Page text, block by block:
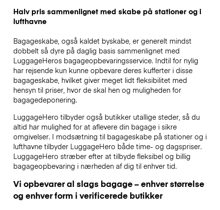
Halv pris sammenlignet med skabe på stationer og i
lufthavne
Bagageskabe, også kaldet byskabe, er generelt mindst
dobbelt så dyre på daglig basis sammenlignet med
LuggageHeros bagageopbevaringsservice. Indtil for nylig
har rejsende kun kunne opbevare deres kufferter i disse
bagageskabe, hvilket giver meget lidt fleksibilitet med
hensyn til priser, hvor de skal hen og muligheden for
bagagedeponering.
LuggageHero tilbyder også butikker utallige steder, så du
altid har mulighed for at aflevere din bagage i sikre
omgivelser. I modsætning til bagageskabe på stationer og i
lufthavne tilbyder LuggageHero både time- og dagspriser.
LuggageHero stræber efter at tilbyde fleksibel og billig
bagageopbevaring i nærheden af dig til enhver tid.
Vi opbevarer al slags bagage – enhver størrelse
og enhver form i verificerede butikker